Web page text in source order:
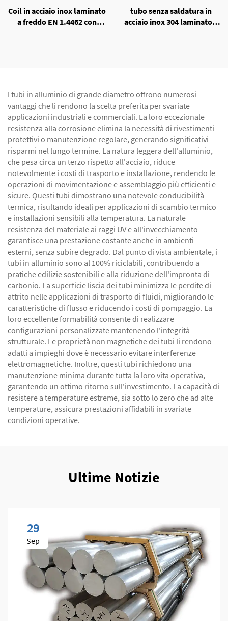
Coil in acciaio inox laminato
a freddo EN 1.4462 con
tubo senza saldatura in
acciaio inox 304 laminato a
I tubi in alluminio di grande diametro offrono numerosi
vantaggi che li rendono la scelta preferita per svariate
applicazioni industriali e commerciali. La loro eccezionale
resistenza alla corrosione elimina la necessità di rivestimenti
protettivi o manutenzione regolare, generando significativi
risparmi nel lungo termine. La natura leggera dell'alluminio,
che pesa circa un terzo rispetto all'acciaio, riduce
notevolmente i costi di trasporto e installazione, rendendo le
operazioni di movimentazione e assemblaggio più efficienti e
sicure. Questi tubi dimostrano una notevole conducibilità
termica, risultando ideali per applicazioni di scambio termico
e installazioni sensibili alla temperatura. La naturale
resistenza del materiale ai raggi UV e all'invecchiamento
garantisce una prestazione costante anche in ambienti
esterni, senza subire degrado. Dal punto di vista ambientale, i
tubi in alluminio sono al 100% riciclabili, contribuendo a
pratiche edilizie sostenibili e alla riduzione dell'impronta di
carbonio. La superficie liscia dei tubi minimizza le perdite di
attrito nelle applicazioni di trasporto di fluidi, migliorando le
caratteristiche di flusso e riducendo i costi di pompaggio. La
loro eccellente formabilità consente di realizzare
configurazioni personalizzate mantenendo l'integrità
strutturale. Le proprietà non magnetiche dei tubi li rendono
adatti a impieghi dove è necessario evitare interferenze
elettromagnetiche. Inoltre, questi tubi richiedono una
manutenzione minima durante tutta la loro vita operativa,
garantendo un ottimo ritorno sull'investimento. La capacità di
resistere a temperature estreme, sia sotto lo zero che ad alte
temperature, assicura prestazioni affidabili in svariate
condizioni operative.
Ultime Notizie
29
Sep